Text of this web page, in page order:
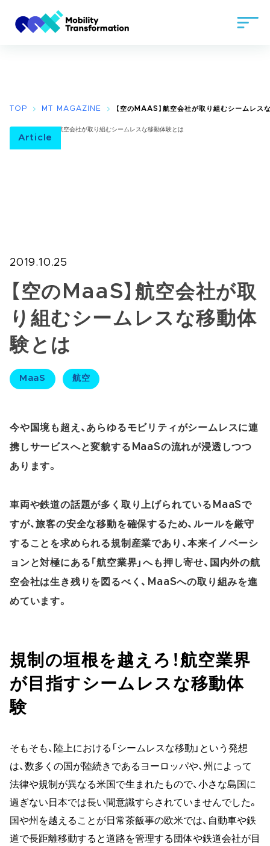
TOP MT MAGAZINE 【空のMAAS】航空会社が取り組むシームレス
Article
2019.10.25
【空のMaaS】航空会社が取
り組むシームレスな移動体
験とは
MaaS 航空
今や国境も超え、あらゆるモビリティがシームレスに連
携しサービスへと変貌するMaaSの流れが浸透しつつ
あります。
車両や鉄道の話題が多く取り上げられているMaaSで
すが、旅客の安全な移動を確保するため、ルールを厳守
することを求められる規制産業であり、本来イノベーシ
ョンと対極にある「航空業界」へも押し寄せ、国内外の航
空会社は生き残りを図るべく、MaaSへの取り組みを進
めています。
規制の垣根を越えろ！航空業界
が目指すシームレスな移動体
験
そもそも、陸上における「シームレスな移動」という発想
は、数多くの国が陸続きであるヨーロッパや、州によって
法律や規制が異なる米国で生まれたもので、小さな島国に
過ぎない日本では長い間意識すらされていませんでした。
国や州を越えることが日常茶飯事の欧米では、自動車や鉄
道で長距離移動すると道路を管理する団体や鉄道会社が目